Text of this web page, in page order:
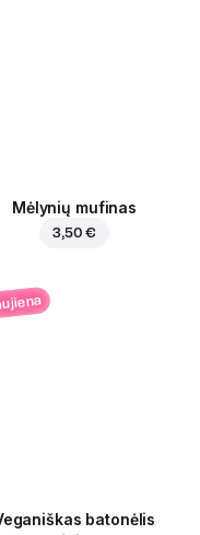
Mėlynių mufinas
3,50 €
batonėlis